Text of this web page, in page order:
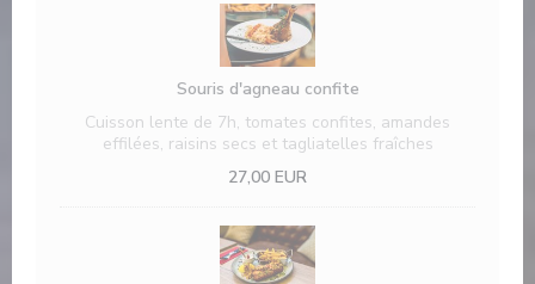
Souris d'agneau confite
Cuisson lente de 7h, tomates confites, amandes
effilées, raisins secs et tagliatelles fraîches
27,00 EUR